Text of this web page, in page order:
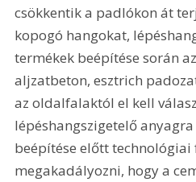
csökkentik a padlókon át
kopogó hangokat,
termékek beépítése során
aljzatbeton, esztrich
az oldalfalaktól el kell
lépéshangszigetelő
beépítése előtt technológiai
megakadályozni, hogy a